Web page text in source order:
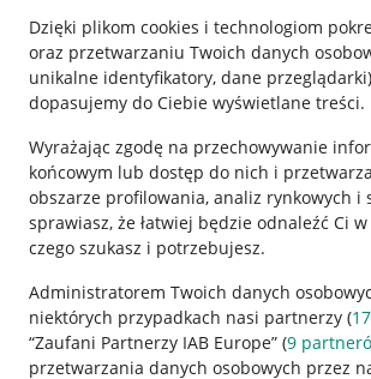
Dzięki plikom cookies i technologiom
oraz przetwarzaniu Twoich danych
unikalne identyfikatory, dane przeglądarki)
dopasujemy do Ciebie wyświetlane treści.
Wyrażając zgodę na przechowywanie
końcowym lub dostęp do nich i
obszarze profilowania, analiz rynkowych i
sprawiasz, że łatwiej będzie odnaleźć Ci
czego szukasz i potrzebujesz.
Administratorem Twoich danych
niektórych przypadkach nasi partnerzy (17
“Zaufani Partnerzy IAB Europe” (9
przetwarzania danych osobowych przez
Przydatne informacje
Jak to działa
Napisz do nas